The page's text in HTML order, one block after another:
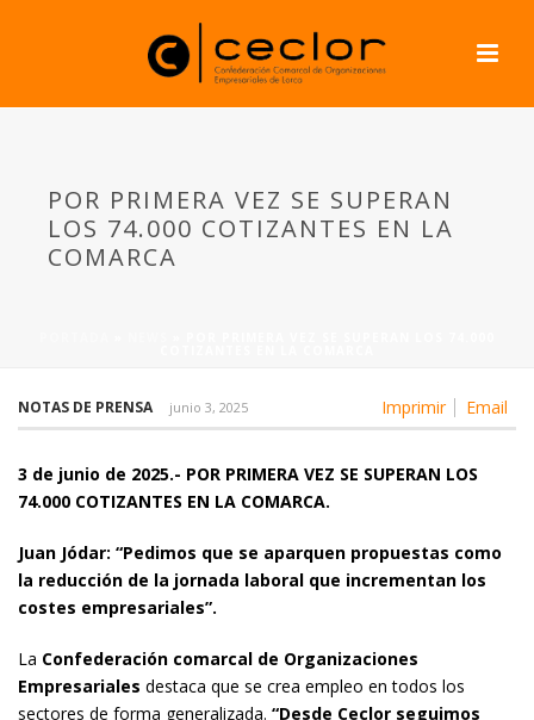
POR PRIMERA VEZ SE SUPERAN
LOS 74.000 COTIZANTES EN LA
COMARCA
Imprimir Email
NOTAS DE PRENSA junio 3, 2025
3 de junio de 2025.- POR PRIMERA VEZ SE SUPERAN LOS
74.000 COTIZANTES EN LA COMARCA.
Juan Jódar: “Pedimos que se aparquen propuestas como
la reducción de la jornada laboral que incrementan los
costes empresariales”.
La Confederación comarcal de Organizaciones
Empresariales destaca que se crea empleo en todos los
sectores de forma generalizada. “Desde Ceclor seguimos